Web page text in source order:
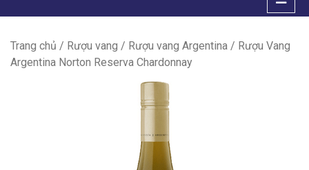
Trang chủ / Rượu vang / Rượu vang Argentina / Rượu Vang
Argentina Norton Reserva Chardonnay